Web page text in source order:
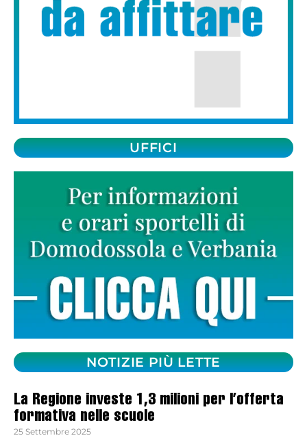
UFFICI
NOTIZIE PIÙ LETTE
La Regione investe 1,3 milioni per l’offerta
formativa nelle scuole
25 Settembre 2025